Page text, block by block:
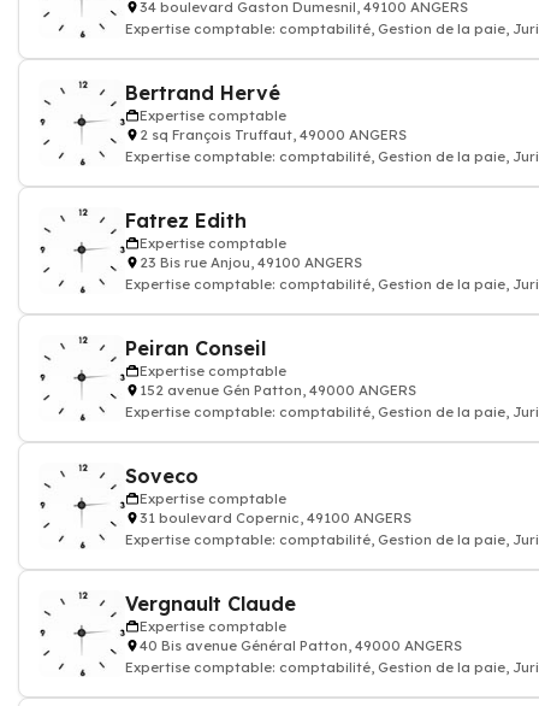
34 boulevard Gaston Dumesnil, 49100 ANGERS
Expertise comptable: comptabilité, Gestion de la paie,
Bertrand Hervé
Expertise comptable
2 sq François Truffaut, 49000 ANGERS
Expertise comptable: comptabilité, Gestion de la paie,
Fatrez Edith
Expertise comptable
23 Bis rue Anjou, 49100 ANGERS
Expertise comptable: comptabilité, Gestion de la paie,
Peiran Conseil
Expertise comptable
152 avenue Gén Patton, 49000 ANGERS
Expertise comptable: comptabilité, Gestion de la paie,
Soveco
Expertise comptable
31 boulevard Copernic, 49100 ANGERS
Expertise comptable: comptabilité, Gestion de la paie,
Vergnault Claude
Expertise comptable
40 Bis avenue Général Patton, 49000 ANGERS
Expertise comptable: comptabilité, Gestion de la paie,